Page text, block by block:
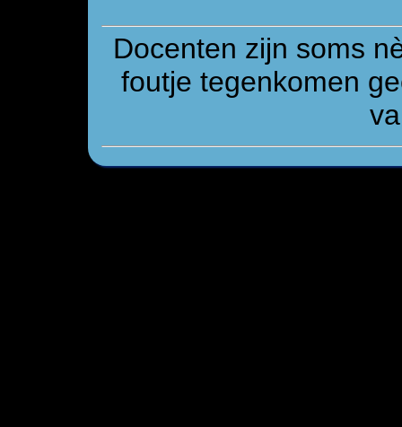
Docenten zijn soms
foutje tegenkomen